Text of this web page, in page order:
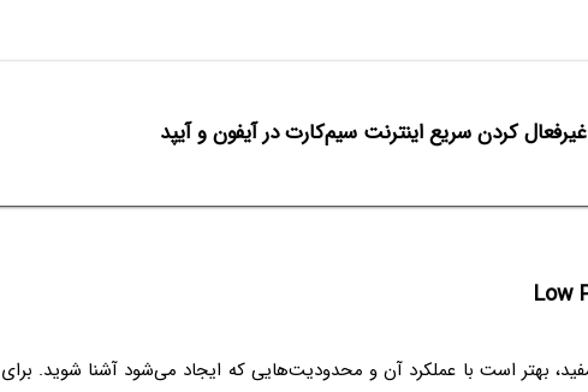
کردن سریع اینترنت سیم‌کارت در آیفون و آیپد
بهتر است با عملکرد آن و محدودیت‌هایی که ایجاد می‌شود آشنا شوید. برای